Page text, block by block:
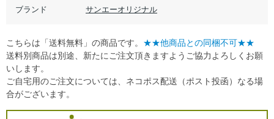
ブランド サンエーオリジナル
こちらは「送料無料」の商品です。 ★★他商品との同梱不可★★
送料別商品は別途、新たにご注文頂きますようご協力よろしくお願
いします。
ご自宅用のご注文については、ネコポス配送（ポスト投函）なる場
合がございます。